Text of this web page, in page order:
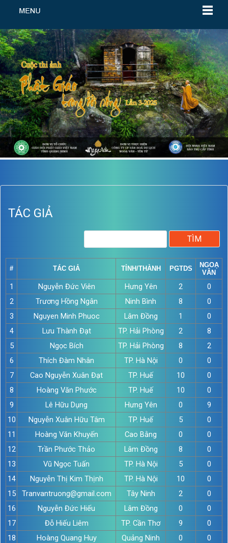
TÁC GIẢ
# TÁC GIẢ TỈNH/THÀNH PGTDS
NGOẠ
VÂN
1 Nguyễn Đức Viên Hưng Yên 2
0
2
Trương Hồng Ngân Ninh Bình 8
0
3
Nguyen Minh Phuoc Lâm Đồng 1
0
4
Lưu Thành Đạt TP. Hải Phòng 2
8
5
Ngọc Bích TP. Hải Phòng 8
2
6
Thích Đàm Nhân TP. Hà Nội 0
0
7
Cao Nguyễn Xuân Đạt TP. Huế 10
0
8
Hoàng Văn Phước TP. Huế 10
0
9
Lê Hữu Dụng Hưng Yên 0
9
10
Nguyễn Xuân Hữu Tâm TP. Huế 5
0
11
Hoàng Văn Khuyến Cao Bằng 0
0
12
Trần Phước Thảo Lâm Đồng 8
0
13
Vũ Ngọc Tuấn TP. Hà Nội 5
0
14
Nguyễn Thị Kim Thịnh TP. Hà Nội 10
0
15
Tranvantruong@gmail.com Tây Ninh 2
0
16
Nguyễn Đức Hiếu Lâm Đồng 0
0
17
Đỗ Hiếu Liêm TP. Cần Thơ 9
0
18
Hoàng Quang Huy Quảng Ninh 0
0